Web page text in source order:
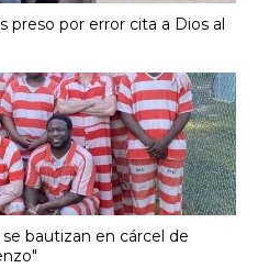
preso por error cita a Dios al
bautizan en cárcel de